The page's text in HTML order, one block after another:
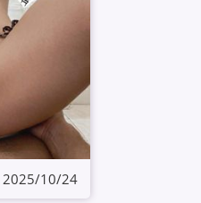
2025/10/24